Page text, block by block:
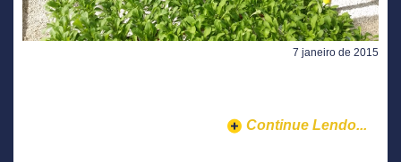
7 janeiro de 2015
Continue Lendo...